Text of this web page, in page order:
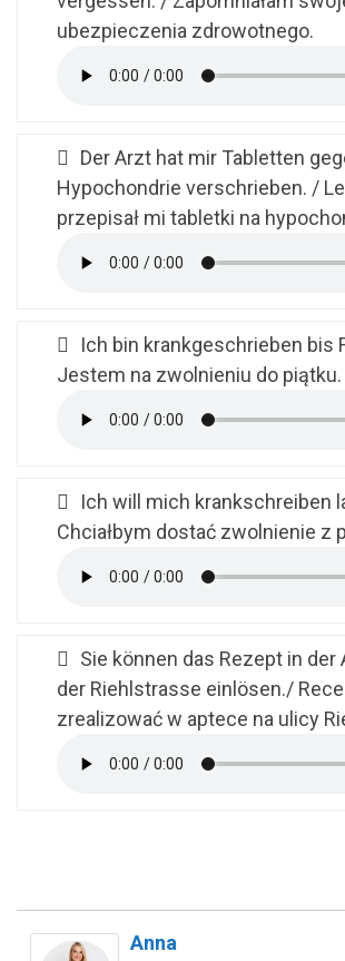
ubezpieczenia zdrowotnego.
Der Arzt hat mir Tabletten
Hypochondrie verschrieben. /
przepisał mi tabletki na
Ich bin krankgeschrieben bis
Jestem na zwolnieniu do piątku.
Ich will mich krankschreiben
Chciałbym dostać zwolnienie z
Sie können das Rezept in der
der Riehlstrasse einlösen./
zrealizować w aptece na ulicy
Anna